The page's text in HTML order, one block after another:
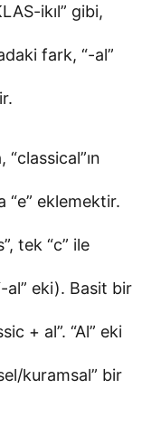
ikıl” gibi,
fark, “-al”
“e” eklemektir.
tek “c” ile
al” eki). Basit bir
+ al”. “Al” eki
kuramsal” bir